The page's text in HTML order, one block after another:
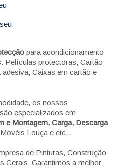
para acondicionamento
Películas protectoras, Cartão
adesiva, Caixas em cartão e
os nossos
especializados em
e Montagem, Carga, Descarga
Louça e etc...
de Pinturas, Construção
Gerais. Garantimos a melhor